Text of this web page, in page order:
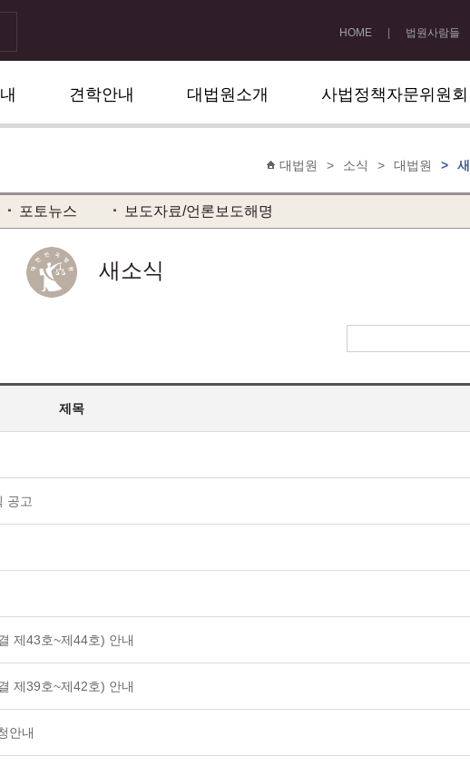
HOME 법원사람들
견학안내 대법원소개 사법정책자문위원회
대법원 > 소식 > 대법원 >
포토뉴스 보도자료/언론보도해명
새소식
제목
공고
제43호~제44호) 안내
제39호~제42호) 안내
안내